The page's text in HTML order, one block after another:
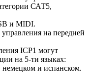
САТ5,
и MIDI.
на передней
ІСР1 могут
на 5-ти языках:
немецком и испанском.